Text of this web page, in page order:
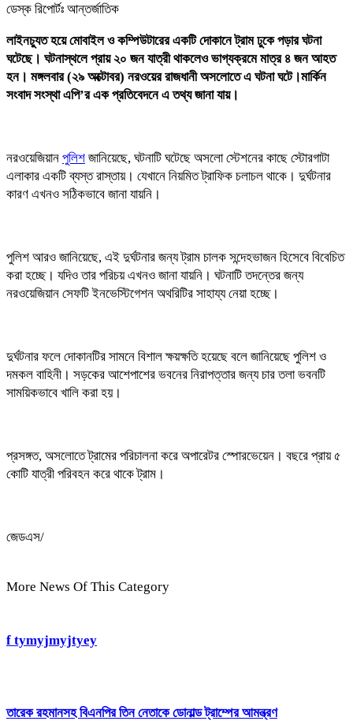
ডেস্ক রিপোর্টঃ আন্তর্জাতিক
লাইনচ্যুত হয়ে মোবাইল ও কম্পিউটারের একটি দোকানে ট্রাম ঢুকে পড়ার ঘটনা
ঘটেছে। ঘটনাস্থলে প্রায় ২০ জন যাত্রী থাকলেও ভাগ্যক্রমে মাত্র ৪ জন আহত
হন। মঙ্গলবার (২৯ অক্টোবর) নরওয়ের রাজধানী অসলোতে এ ঘটনা ঘটে।মার্কিন
সংবাদ সংস্থা এপি’র এক প্রতিবেদনে এ তথ্য জানা যায়।
নরওয়েজিয়ান পুলিশ জানিয়েছে, ঘটনাটি ঘটেছে অসলো স্টেশনের কাছে স্টোরগাটা
এলাকার একটি ব্যস্ত রাস্তায়। যেখানে নিয়মিত ট্রাফিক চলাচল থাকে। দুর্ঘটনার
কারণ এখনও সঠিকভাবে জানা যায়নি।
পুলিশ আরও জানিয়েছে, এই দুর্ঘটনার জন্য ট্রাম চালক সন্দেহভাজন হিসেবে বিবেচিত
করা হচ্ছে। যদিও তার পরিচয় এখনও জানা যায়নি। ঘটনাটি তদন্তের জন্য
নরওয়েজিয়ান সেফটি ইনভেস্টিগেশন অথরিটির সাহায্য নেয়া হচ্ছে।
দুর্ঘটনার ফলে দোকানটির সামনে বিশাল ক্ষয়ক্ষতি হয়েছে বলে জানিয়েছে পুলিশ ও
দমকল বাহিনী। সড়কের আশেপাশের ভবনের নিরাপত্তার জন্য চার তলা ভবনটি
সাময়িকভাবে খালি করা হয়।
প্রসঙ্গত, অসলোতে ট্রামের পরিচালনা করে অপারেটর স্পোরভেয়েন। বছরে প্রায় ৫
কোটি যাত্রী পরিবহন করে থাকে ট্রাম।
জেডএস/
More News Of This Category
f tymyjmyjtyey
তারেক রহমানসহ বিএনপির তিন নেতাকে ডোনাল্ড ট্রাম্পের আমন্ত্রণ